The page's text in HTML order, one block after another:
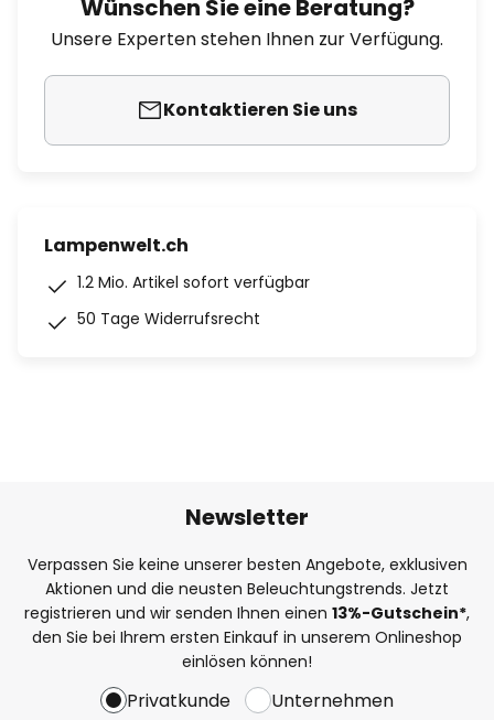
Wünschen Sie eine Beratung?
Unsere Experten stehen Ihnen zur Verfügung.
Kontaktieren Sie uns
Lampenwelt.ch
1.2 Mio. Artikel sofort verfügbar
50 Tage Widerrufsrecht
Newsletter
Verpassen Sie keine unserer besten Angebote, exklusiven
Aktionen und die neusten Beleuchtungstrends. Jetzt
registrieren und wir senden Ihnen einen 13%-Gutschein*,
den Sie bei Ihrem ersten Einkauf in unserem Onlineshop
einlösen können!
Privatkunde Unternehmen